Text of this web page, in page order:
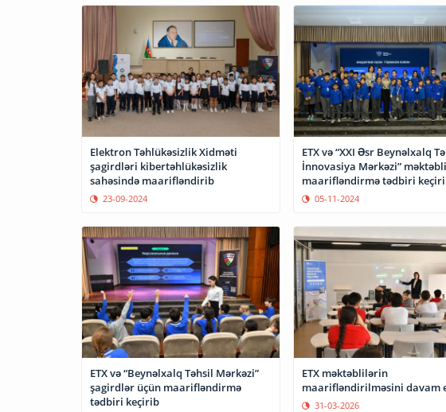
Elektron Təhlükəsizlik Xidməti
şagirdləri kibertəhlükəsizlik
sahəsində maarifləndirib
23-09-2024
ETX və “XXI Əsr Beynəlxalq
İnnovasiya Mərkəzi”
maarifləndirmə tədbiri
05-11-2024
ETX və “Beynəlxalq Təhsil Mərkəzi”
şagirdlər üçün maarifləndirmə
tədbiri keçirib
ETX məktəblilərin
maarifləndirilməsini davam
31-03-2026